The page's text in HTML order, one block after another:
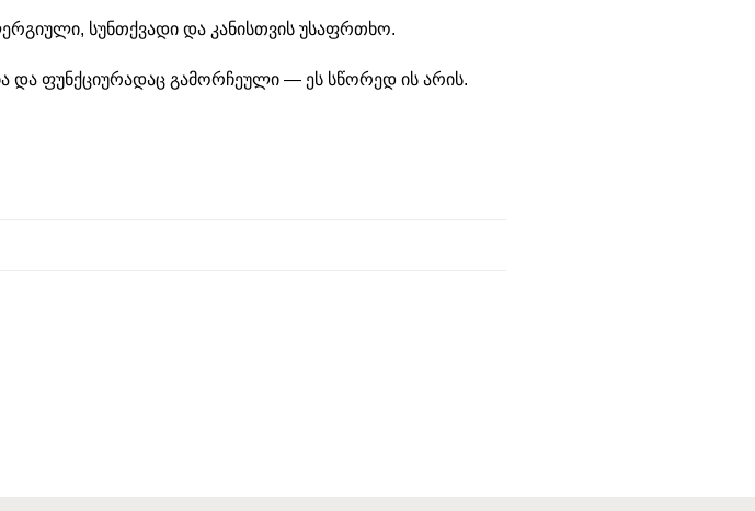
სუნთქვადი და კანისთვის უსაფრთხო.
და ფუნქციურადაც გამორჩეული — ეს სწორედ ის არის.